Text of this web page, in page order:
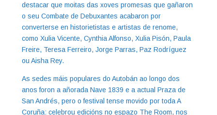
destacar que moitas das xoves promesas que gañaron
o seu Combate de Debuxantes acabaron por
converterse en historietistas e artistas de renome,
como Xulia Vicente, Cynthia Alfonso, Xulia Pisón, Paula
Freire, Teresa Ferreiro, Jorge Parras, Paz Rodríguez
ou Aisha Rey.
As sedes máis populares do Autobán ao longo dos
anos foron a añorada Nave 1839 e a actual Praza de
San Andrés, pero o festival tense movido por toda A
Coruña: celebrou edicións no espazo The Room, nos